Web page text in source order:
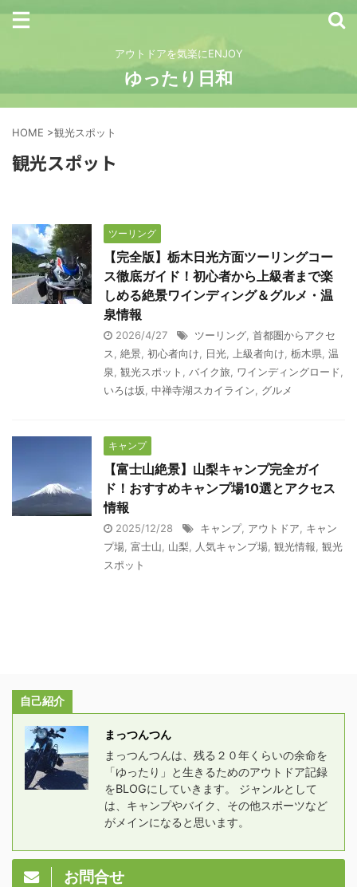
アウトドアを気楽にENJOY
ゆったり日和
HOME >観光スポット
観光スポット
ツーリング
【完全版】栃木日光方面ツーリングコー
ス徹底ガイド！初心者から上級者まで楽
しめる絶景ワインディング＆グルメ・温
泉情報
2026/4/27 ツーリング 首都圏からアクセ
ス
絶景 初心者向け 日光 上級者向け 栃木県 温
泉
観光スポット バイク旅 ワインディングロード
いろは坂 中禅寺湖スカイライン グルメ
キャンプ
【富士山絶景】山梨キャンプ完全ガイ
ド！おすすめキャンプ場10選とアクセス
情報
2025/12/28 キャンプ, アウトドア
キャン
プ場 富士山 山梨 人気キャンプ場 観光情報 観光
スポット
自己紹介
まっつんつん
まっつんつんは、残る２０年くらいの余命を
「ゆったり」と生きるためのアウトドア記録
をBLOGにしていきます。 ジャンルとして
は、キャンプやバイク、その他スポーツなど
がメインになると思います。
お問合せ